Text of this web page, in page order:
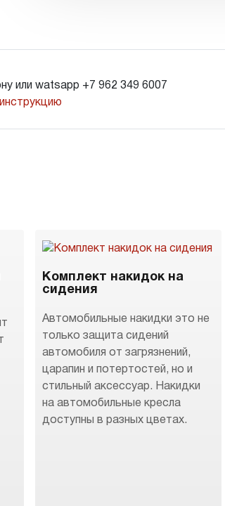
или watsapp +7 962 349 6007
инструкцию
Комплект накидок на
сидения
Автомобильные накидки это не
только защита сидений
автомобиля от загрязнений,
царапин и потертостей, но и
стильный аксессуар. Накидки
на автомобильные кресла
доступны в разных цветах.